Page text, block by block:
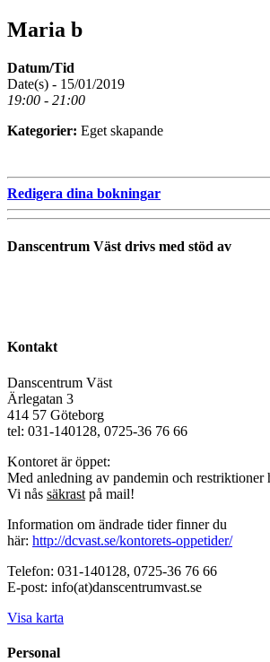
Maria b
Datum/Tid
Date(s) - 15/01/2019
19:00 - 21:00
Kategorier: Eget skapande
Redigera dina bokningar
Danscentrum Väst drivs med stöd av
Kontakt
Danscentrum Väst
Ärlegatan 3
414 57 Göteborg
tel: 031-140128, 0725-36 76 66
Kontoret är öppet:
Med anledning av pandemin och restriktioner
Vi nås säkrast på mail!
Information om ändrade tider finner du
här: http://dcvast.se/kontorets-oppetider/
Telefon: 031-140128, 0725-36 76 66
E-post: info(at)danscentrumvast.se
Visa karta
Personal